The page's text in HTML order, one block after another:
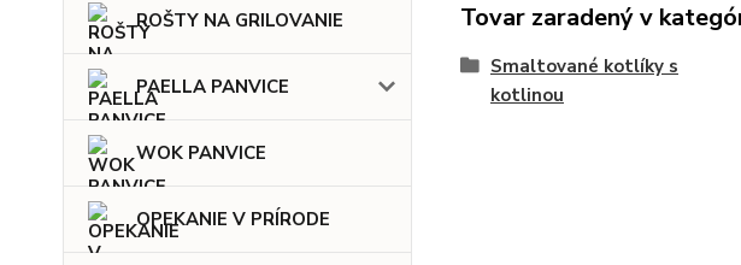
ROŠTY NA GRILOVANIE
PAELLA PANVICE
WOK PANVICE
OPEKANIE V PRÍRODE
Tovar zaradený v
Smaltované kotlíky s
kotlinou